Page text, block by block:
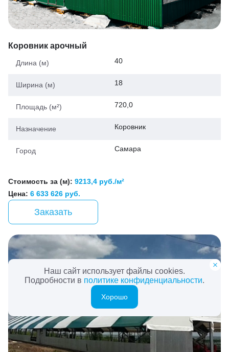
Коровник арочный
Длина (м) 40
Ширина (м) 18
Площадь (м²) 720,0
Назначение Коровник
Город Самара
Стоимость за (м): 9213,4 руб./м²
Цена: 6 633 626 руб.
Заказать
Наш сайт использует файлы cookies.
Подробности в политике конфиденциальности.
Хорошо